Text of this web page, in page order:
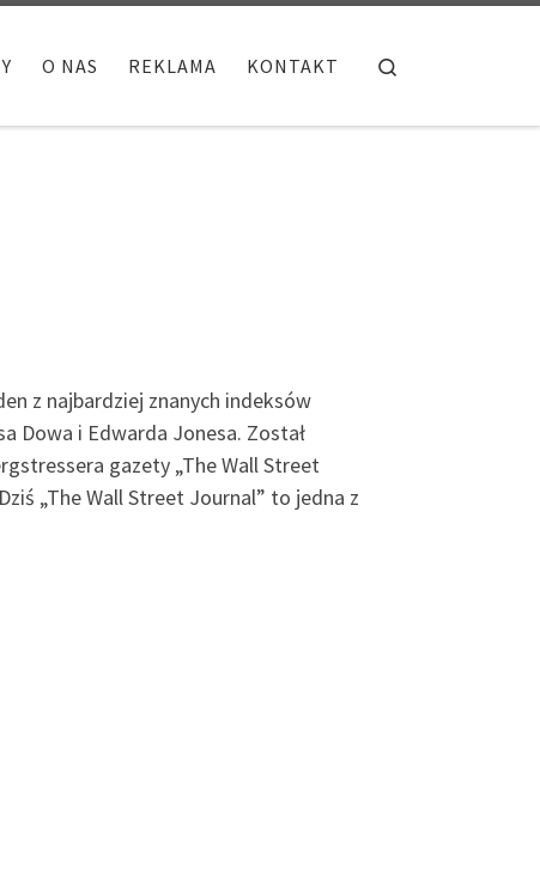
O NAS REKLAMA KONTAKT
z najbardziej znanych indeksów
Dowa i Edwarda Jonesa. Został
gazety „The Wall Street
„The Wall Street Journal” to jedna z